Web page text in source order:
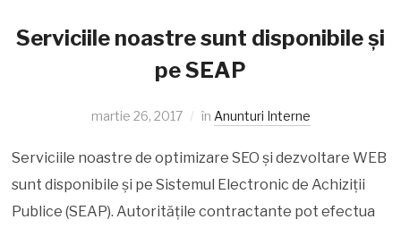
Serviciile noastre sunt disponibile și
pe SEAP
martie 26, 2017 în Anunturi Interne
Serviciile noastre de optimizare SEO și dezvoltare WEB
sunt disponibile și pe Sistemul Electronic de Achiziții
Publice (SEAP). Autoritățile contractante pot efectua